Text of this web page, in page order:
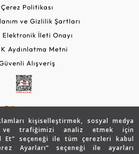
kişiselleştirmek, sosyal medya
ve trafiğimizi analiz etmek için
Et” seçeneği ile tüm çerezleri kabul
Ayarları” seçeneği ile ayarları
© 2026 Assos Diamond
Çerez Politikası
ve Gizlilik Şartları
İleti Onayı
Aydınlatma Metni
Alışveriş